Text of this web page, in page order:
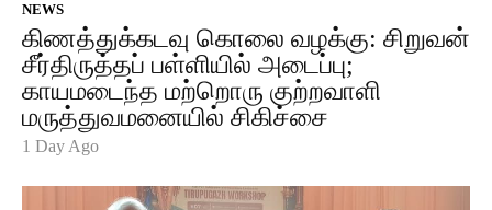
NEWS
கிணத்துக்கடவு கொலை வழக்கு: சிறுவன்
சீர்திருத்தப் பள்ளியில் அடைப்பு;
காயமடைந்த மற்றொரு குற்றவாளி
மருத்துவமனையில் சிகிச்சை
1 Day Ago